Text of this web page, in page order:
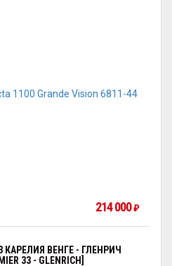
214 000₽
ВЕНГЕ - ГЛЕНРИЧ
33 - GLENRICH]